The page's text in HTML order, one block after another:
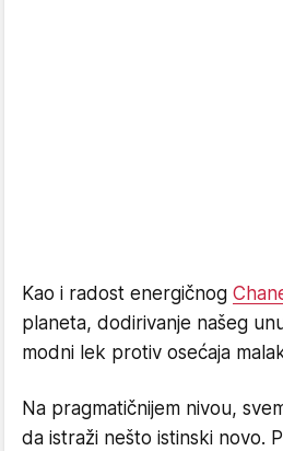
Kao i radost energičnog
planeta, dodirivanje našeg
modni lek protiv osećaja
Na pragmatičnijem nivou,
da istraži nešto istinski novo.